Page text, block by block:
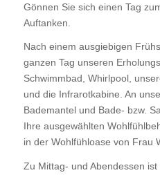
Gönnen Sie sich einen Tag
Auftanken.
Nach einem ausgiebigen
ganzen Tag unseren
Schwimmbad, Whirlpool,
und die Infrarotkabine. An
Bademantel und Bade- bzw.
Ihre ausgewählten
in der Wohlfühloase von Frau
Zu Mittag- und Abendessen